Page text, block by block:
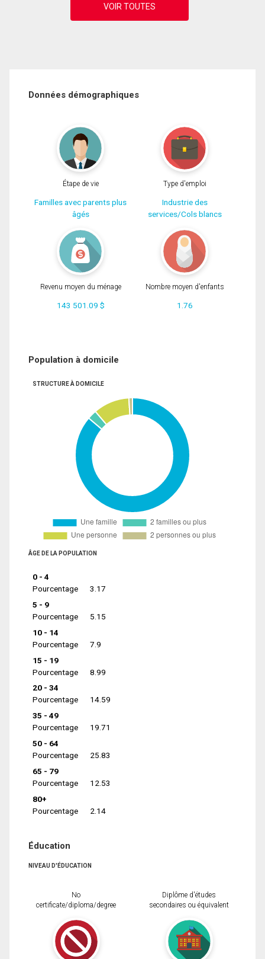
Données démographiques
Étape de vie
Familles avec parents plus
âgés
Type d'emploi
Industrie des
services/Cols blancs
Revenu moyen du ménage
143 501.09 $
Nombre moyen d'enfants
1.76
Population à domicile
STRUCTURE À DOMICILE
ÂGE DE LA POPULATION
0 - 4
Pourcentage
3.17
5 - 9
Pourcentage
5.15
10 - 14
Pourcentage
7.9
15 - 19
Pourcentage
8.99
20 - 34
Pourcentage
14.59
35 - 49
Pourcentage
19.71
50 - 64
Pourcentage
25.83
65 - 79
Pourcentage
12.53
80+
Pourcentage
2.14
Éducation
NIVEAU D'ÉDUCATION
No
certificate/diploma/degree
Diplôme d'études
secondaires ou équivalent